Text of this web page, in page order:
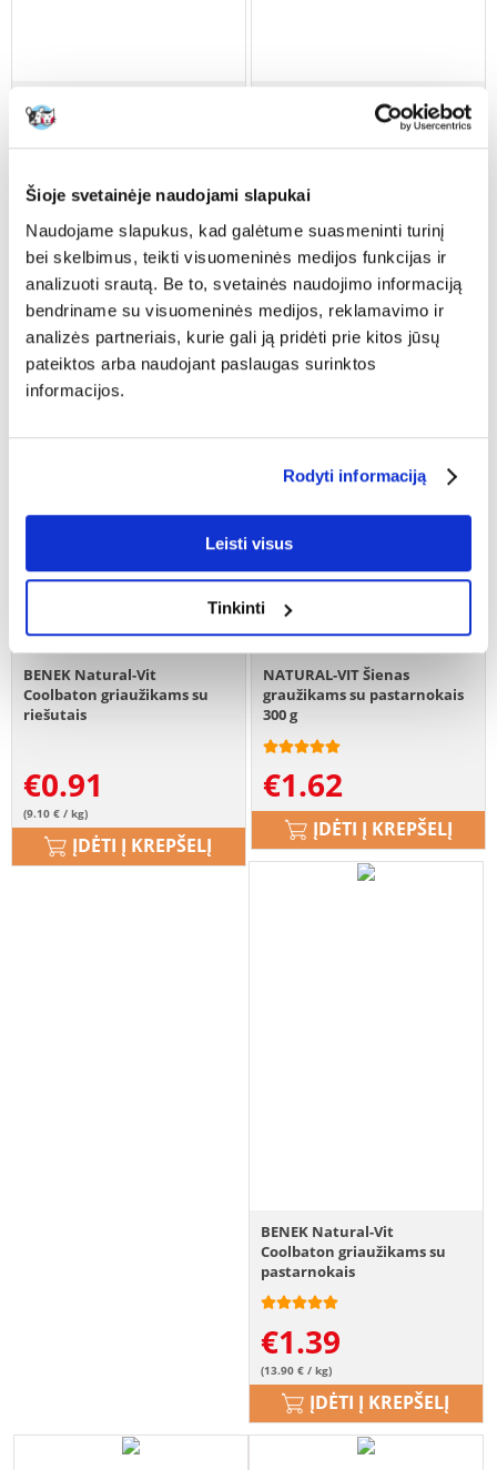
Šioje svetainėje naudojami slapukai
Naudojame slapukus, kad galėtume suasmeninti turinį
bei skelbimus, teikti visuomeninės medijos funkcijas ir
analizuoti srautą. Be to, svetainės naudojimo informaciją
bendriname su visuomeninės medijos, reklamavimo ir
analizės partneriais, kurie gali ją pridėti prie kitos jūsų
pateiktos arba naudojant paslaugas surinktos
informacijos.
Rodyti informaciją
Leisti visus
Tinkinti
NATURAL-VIT Korona Natury
maisto mišinys šinsiloms 70 g
€1.92
(27.43 € / kg)
ĮDĖTI Į KREPŠELĮ
BENEK Natural-Vit
Coolbaton griaužikams su
€0.91
(9.10 € / kg)
ĮDĖTI Į KREPŠELĮ
BENEK Natural-Vit
Coolbaton griaužikams su
riešutais
€0.91
(9.10 € / kg)
ĮDĖTI Į KREPŠELĮ
NATURAL-VIT Šienas
graužikams su pastarnokais
300 g
€1.62
ĮDĖTI Į KREPŠELĮ
BENEK Natural-Vit
Coolbaton griaužikams su
pastarnokais
€1.39
(13.90 € / kg)
ĮDĖTI Į KREPŠELĮ